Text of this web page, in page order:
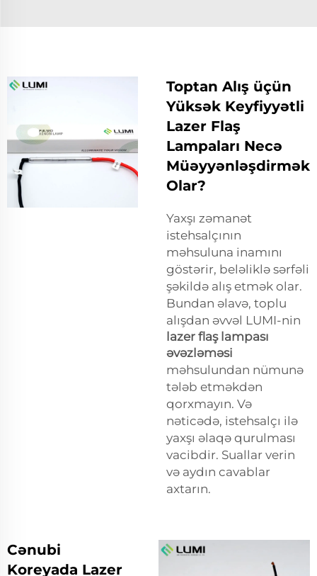
Toptan Alış üçün
Yüksək Keyfiyyətli
Lazer Flaş
Lampaları Necə
Müəyyənləşdirmək
Olar?
Yaxşı zəmanət
istehsalçının
məhsuluna inamını
göstərir, beləliklə sərfəli
şəkildə alış etmək olar.
Bundan əlavə, toplu
alışdan əvvəl LUMI-nin
lazer flaş lampası
əvəzləməsi
məhsulundan nümunə
tələb etməkdən
qorxmayın. Və
nəticədə, istehsalçı ilə
yaxşı əlaqə qurulması
vacibdir. Suallar verin
və aydın cavablar
axtarın.
Cənubi
Koreyada Lazer